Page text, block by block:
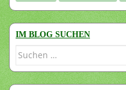
IM BLOG SUCHEN
Suchen